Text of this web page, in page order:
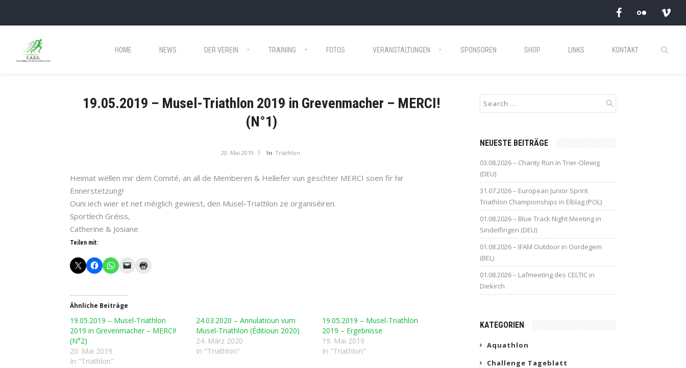
HOME NEWS DER VEREIN TRAINING FOTOS VERANSTALTUNGEN SPONSOREN SHOP LINKS KONTAKT
19.05.2019 – Musel-Triathlon 2019 in Grevenmacher – MERCI!
(N°1)
20. Mai 2019 In Triathlon
Heimat wëllen mir dem Comité, an all de Memberen & Hellefer vun gëschter MERCI soen fir hir
Ennerstetzung!
Ouni iech wier et net méiglich gewiest, den Musel-Triathlon ze organiséiren.
Sportlech Gréiss,
Catherine & Josiane
Teilen mit:
Ähnliche Beiträge
19.05.2019 – Musel-Triathlon
2019 in Grevenmacher – MERCI!
(N°2)
20. Mai 2019
In "Triathlon"
24.03.2020 – Annulatioun vum
Musel-Triathlon (Éditioun 2020)
24. März 2020
In "Triathlon"
19.05.2019 – Musel-Triathlon
2019 – Ergebnisse
19. Mai 2019
In "Triathlon"
NEUESTE BEITRÄGE
03.08.2026 – Charity Run in Trier-Olewig
(DEU)
31.07.2026 – European Junior Sprint
Triathlon Championships in Elblag (POL)
01.08.2026 – Blue Track Night Meeting in
Sindelfingen (DEU)
01.08.2026 – IFAM Outdoor in Oordegem
(BEL)
01.08.2026 – Lafmeeting des CELTIC in
Diekirch
KATEGORIEN
Aquathlon
Challenge Tageblatt